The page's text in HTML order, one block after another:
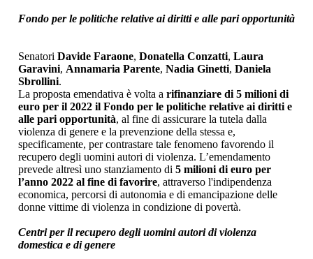
Fondo per le politiche relative ai diritti e alle pari opportunità
Senatori Davide Faraone, Donatella Conzatti, Laura
Garavini, Annamaria Parente, Nadia Ginetti, Daniela
Sbrollini.
La proposta emendativa è volta a rifinanziare di 5 milioni di
euro per il 2022 il Fondo per le politiche relative ai diritti e
alle pari opportunità, al fine di assicurare la tutela dalla
violenza di genere e la prevenzione della stessa e,
specificamente, per contrastare tale fenomeno favorendo il
recupero degli uomini autori di violenza. L’emendamento
prevede altresì uno stanziamento di 5 milioni di euro per
l’anno 2022 al fine di favorire, attraverso l'indipendenza
economica, percorsi di autonomia e di emancipazione delle
donne vittime di violenza in condizione di povertà.
Centri per il recupero degli uomini autori di violenza
domestica e di genere